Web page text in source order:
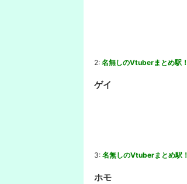
2: 名無しのVtuberまとめ駅！
ゲイ
3: 名無しのVtuberまとめ駅！
ホモ